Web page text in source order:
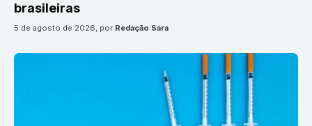
brasileiras
5 de agosto de 2026, por Redação Sara